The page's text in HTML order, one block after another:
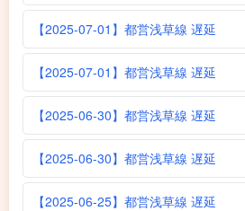
【2025-07-01】都営浅草線 遅延
【2025-07-01】都営浅草線 遅延
【2025-06-30】都営浅草線 遅延
【2025-06-30】都営浅草線 遅延
【2025-06-25】都営浅草線 遅延